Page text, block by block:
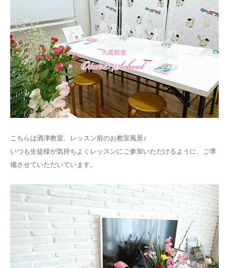
こちらは酒津教室、レッスン前のお教室風景♪
いつも生徒様が気持ちよくレッスンにご参加いただけるように、ご準
備させていただいています。